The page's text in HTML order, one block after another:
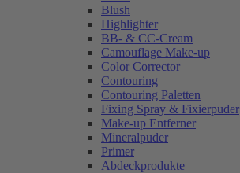
Blush
Highlighter
BB- & CC-Cream
Camouflage Make-up
Color Corrector
Contouring
Contouring Paletten
Fixing Spray & Fixierpuder
Make-up Entferner
Mineralpuder
Primer
Abdeckprodukte